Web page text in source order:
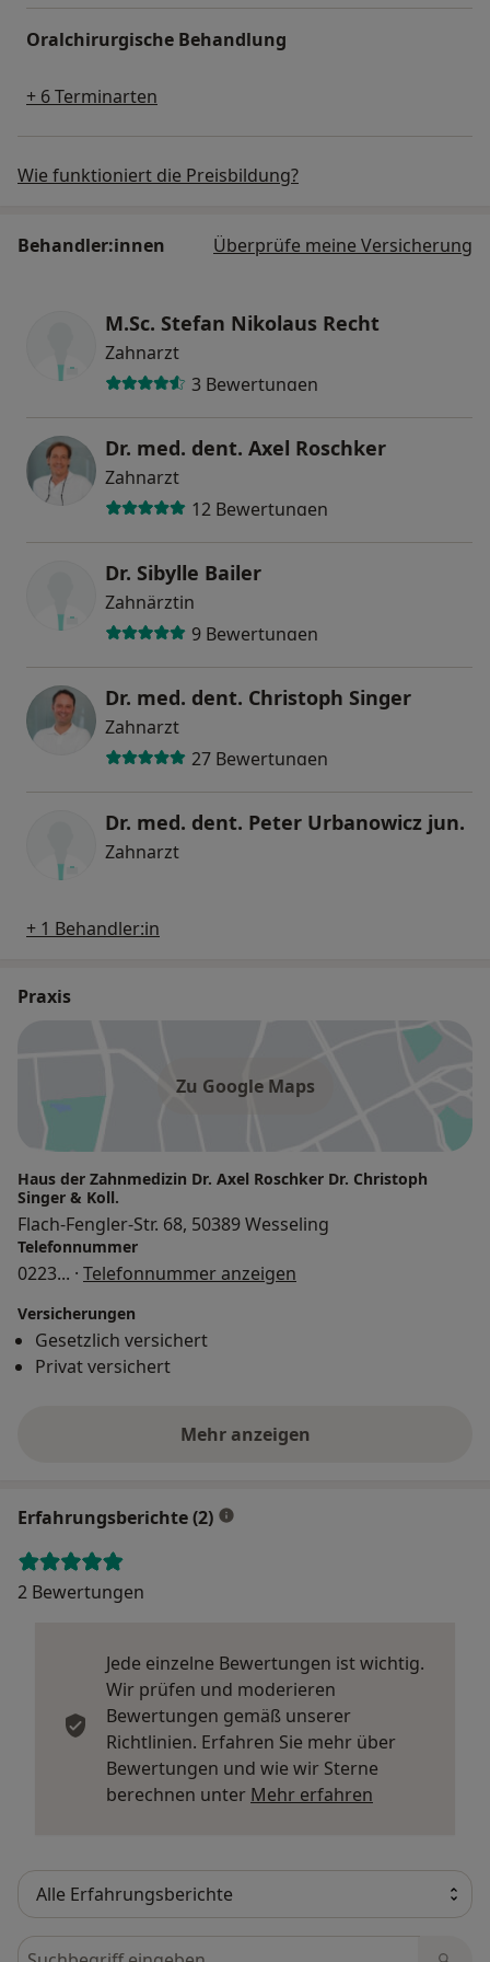
Oralchirurgische Behandlung
+ 6 Terminarten
Wie funktioniert die Preisbildung?
Behandler:innen Überprüfe meine Versicherung
M.Sc. Stefan Nikolaus Recht
Zahnarzt
3 Bewertungen
Dr. med. dent. Axel Roschker
Zahnarzt
12 Bewertungen
Dr. Sibylle Bailer
Zahnärztin
9 Bewertungen
Dr. med. dent. Christoph Singer
Zahnarzt
27 Bewertungen
Dr. med. dent. Peter Urbanowicz jun.
Zahnarzt
+ 1 Behandler:in
Praxis
Zu Google Maps
Haus der Zahnmedizin Dr. Axel Roschker Dr. Christoph
Singer & Koll.
Flach-Fengler-Str. 68, 50389 Wesseling
Telefonnummer
0223... · Telefonnummer anzeigen
Versicherungen
Gesetzlich versichert
Privat versichert
Mehr anzeigen
Erfahrungsberichte (2)
2 Bewertungen
Jede einzelne Bewertungen ist wichtig.
Wir prüfen und moderieren
Bewertungen gemäß unserer
Richtlinien. Erfahren Sie mehr über
Bewertungen und wie wir Sterne
berechnen unter Mehr erfahren
Bewertungen durchsuchen